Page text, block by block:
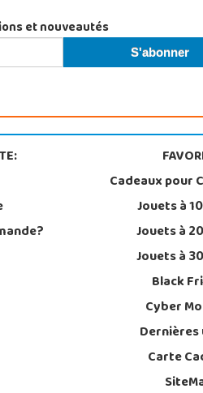
et nouveautés
Cadeaux pour
Jouets à
Jouets à
Jouets à
Black
Cyber
Carte